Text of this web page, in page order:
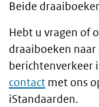
Beide
Hebt u vragen of
draaiboeken
berichtenverkeer
contact met ons
iStandaarden.